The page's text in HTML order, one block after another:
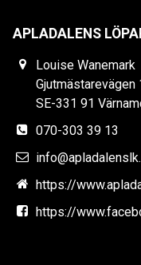
APLADALENS
Louise Wanemark
Gjutmästarevägen
SE-331 91
070-303 39 13
https://
https://